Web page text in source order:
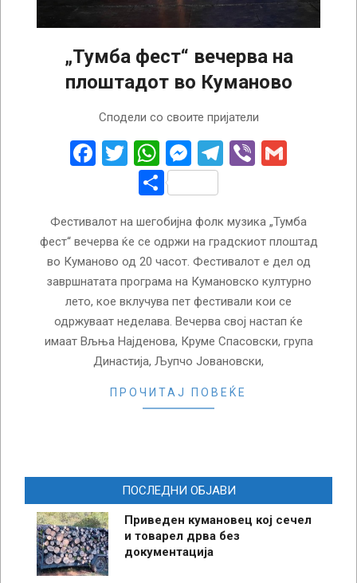
„Тумба фест“ вечерва на
плоштадот во Куманово
Сподели со своите пријатели
Facebook
Twitter
WhatsApp
Messenger
Telegram
Viber
Share
Фестивалот на шегобијна фолк музика „Тумба
фест“ вечерва ќе се одржи на градскиот плоштад
во Куманово од 20 часот. Фестивалот е дел од
завршнатата програма на Кумановско културно
лето, кое вклучува пет фестивали кои се
одржуваат неделава. Вечерва свој настап ќе
имаат Вљња Најденова, Круме Спасовски, група
Династија, Љупчо Јовановски,
ПРОЧИТАЈ ПОВЕЌЕ
ПОСЛЕДНИ ОБЈАВИ
Приведен кумановец кој сечел
и товарел дрва без
документација